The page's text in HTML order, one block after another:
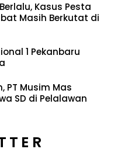
Kasus Pesta
Masih Berkutat di
1 Pekanbaru
PT Musim Mas
SD di Pelalawan